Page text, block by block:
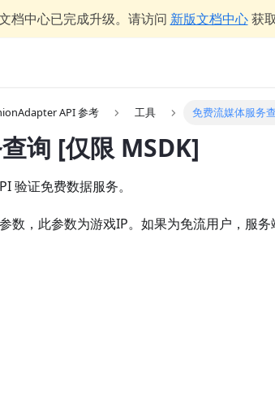
档中心已完成升级。请访问 新版文档中心 获
API 参考 工具 免费流媒体服务
询 [仅限 MSDK]
验证免费数据服务。
参数，此参数为游戏IP。如果为免流用户，服